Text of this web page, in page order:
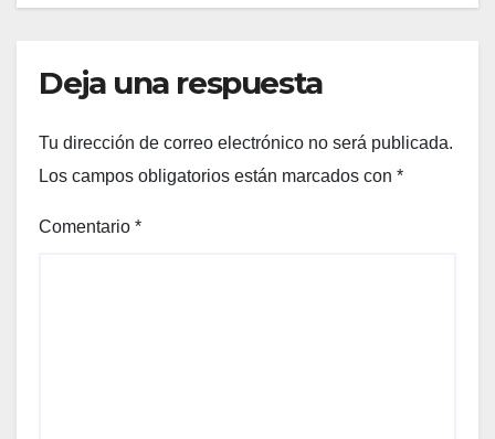
Deja una respuesta
Tu dirección de correo electrónico no será publicada.
Los campos obligatorios están marcados con *
Comentario *